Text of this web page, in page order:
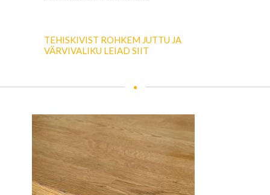
TEHISKIVIST ROHKEM JUTTU JA
VÄRVIVALIKU LEIAD SIIT